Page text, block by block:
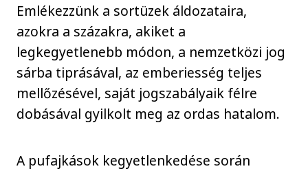
Emlékezzünk a sortüzek áldozataira,
azokra a százakra, akiket a
legkegyetlenebb módon, a nemzetközi jog
sárba tiprásával, az emberiesség teljes
mellőzésével, saját jogszabályaik félre
dobásával gyilkolt meg az ordas hatalom.
A pufajkások kegyetlenkedése során